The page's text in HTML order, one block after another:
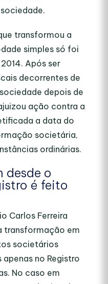
transformou a
simples só foi
Após ser
decorrentes de
depois de
ação contra a
a data do
societária,
ordinárias.
desde o
é feito
Carlos Ferreira
transformação em
societários
no Registro
No caso em